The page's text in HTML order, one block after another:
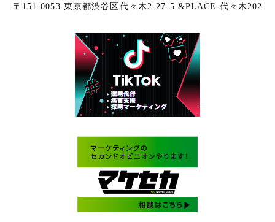
〒151-0053 東京都渋谷区代々木2-27-5 &PLACE 代々木202